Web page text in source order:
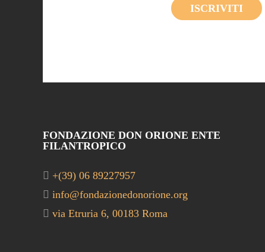
ISCRIVITI
FONDAZIONE DON ORIONE ENTE
FILANTROPICO
+(39) 06 89227957
info@fondazionedonorione.org
via Etruria 6, 00183 Roma